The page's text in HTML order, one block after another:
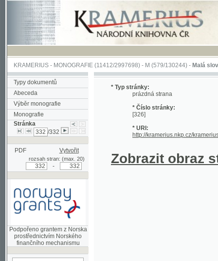
KRAMERIUS-MONOGRAFIE(11412/2997698) -M (579/130244)-Malá
Typy dokumentů
Abeceda
Výběr monografie
Monografie
Stránka
/332
PDF Vytvořit
rozsah stran: (max. 20)
Podpořeno grantem z Norska
prostřednictvím Norského
hledat na aktuální
stránce
* Typ stránky:
prázdná strana
* Číslo stránky:
* URI: